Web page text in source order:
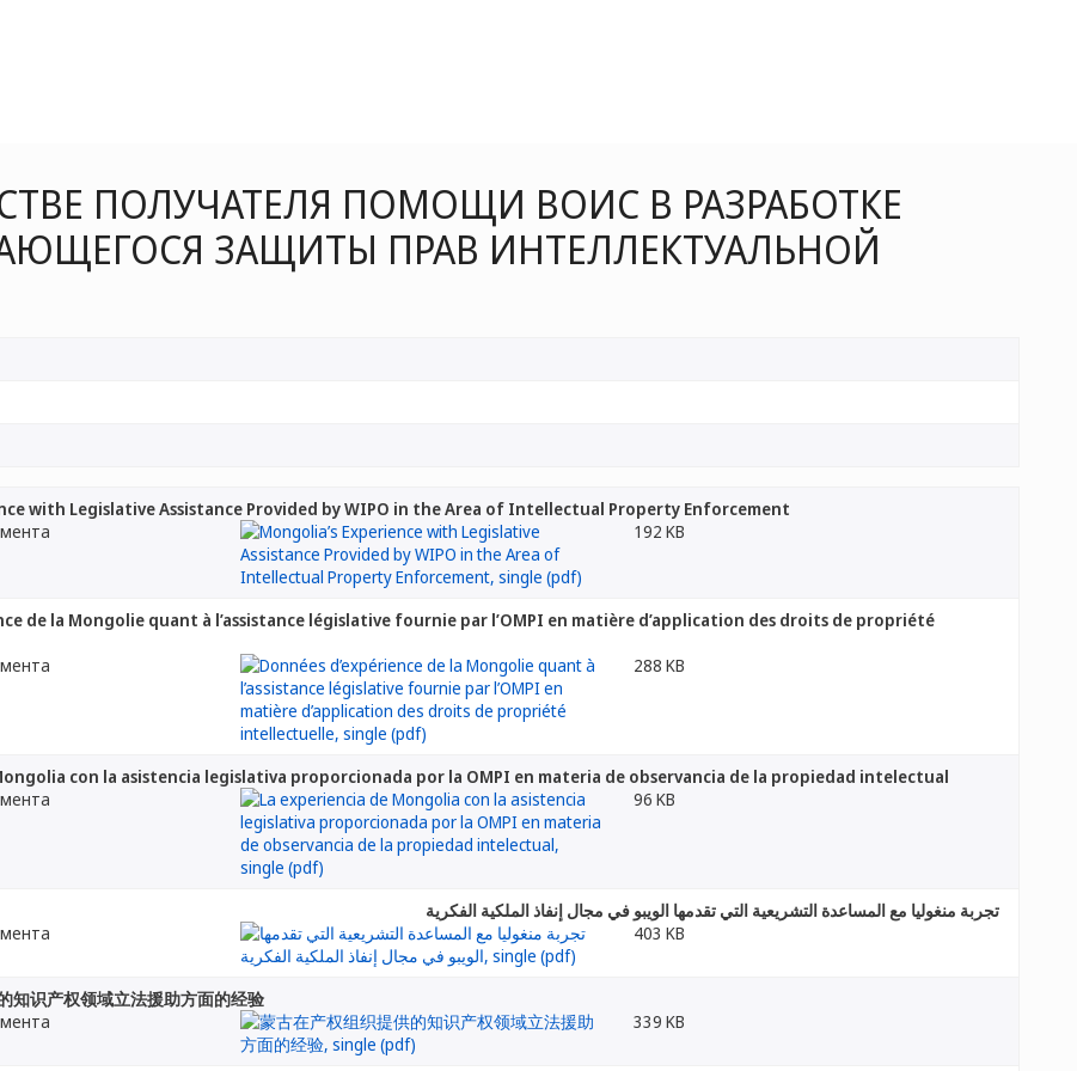
ПОЛУЧАТЕЛЯ ПОМОЩИ ВОИС В РАЗРАБОТКЕ
ЗАЩИТЫ ПРАВ ИНТЕЛЛЕКТУАЛЬНОЙ
with Legislative Assistance Provided by WIPO in the Area of Intellectual Property Enforcement
192 KB
de la Mongolie quant à l’assistance législative fournie par l’OMPI en matière d’application des droits de propriété
288 KB
con la asistencia legislativa proporcionada por la OMPI en materia de observancia de la propiedad intelectual
96 KB
تجربة منغوليا مع المساعدة التشريعية التي تقدمها الويبو في مجال إنفاذ الملكية الفكرية
403 KB
知识产权领域立法援助方面的经验
339 KB